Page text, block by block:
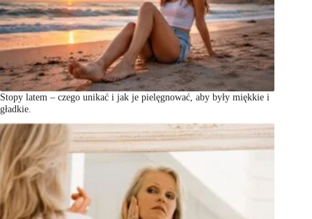
Stopy latem – czego unikać i jak je pielęgnować, aby były miękkie i
gładkie.